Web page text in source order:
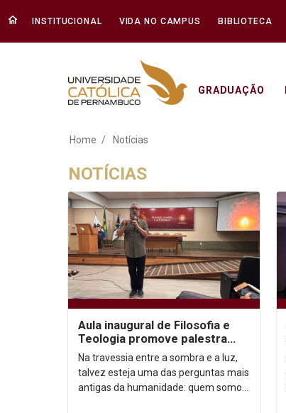
INSTITUCIONAL VIDA NO CAMPUS BIBLIOTECA
GRADUAÇÃO
Notícias - Unicap
Home Notícias
NOTÍCIAS
Aula inaugural de Filosofia e
Teologia promove palestra
sobre autoconhecimento
Na travessia entre a sombra e a luz,
talvez esteja uma das perguntas mais
antigas da humanidade: quem somos,